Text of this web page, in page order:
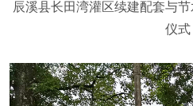
辰溪县长田湾灌区续建配套与
仪式